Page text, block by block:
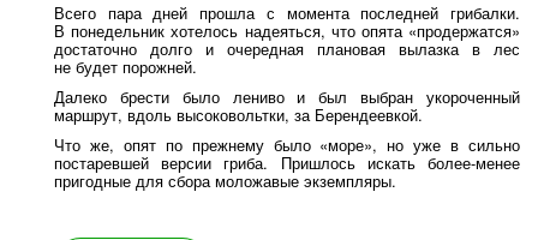
Всего пара дней прошла с момента последней грибалки.
В понедельник хотелось надеяться, что опята «продержатся»
достаточно долго и очередная плановая вылазка в лес
не будет порожней.
Далеко брести было лениво и был выбран укороченный
маршрут, вдоль высоковольтки, за Берендеевкой.
Что же, опят по прежнему было «море», но уже в сильно
постаревшей версии гриба. Пришлось искать более-менее
пригодные для сбора моложавые экземпляры.